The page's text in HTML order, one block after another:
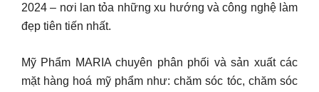
2024 – nơi lan tỏa những xu hướng và công nghệ làm
đẹp tiên tiến nhất.
Mỹ Phẩm MARIA chuyên phân phối và sản xuất các
mặt hàng hoá mỹ phẩm như: chăm sóc tóc, chăm sóc